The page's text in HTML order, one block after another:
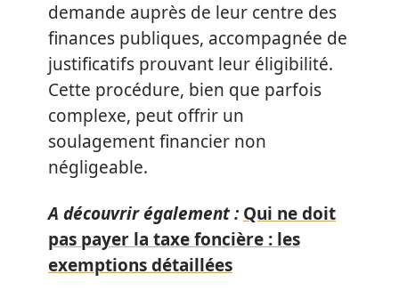
demande auprès de leur centre des
finances publiques, accompagnée de
justificatifs prouvant leur éligibilité.
Cette procédure, bien que parfois
complexe, peut offrir un
soulagement financier non
négligeable.
A découvrir également : Qui ne doit
pas payer la taxe foncière : les
exemptions détaillées